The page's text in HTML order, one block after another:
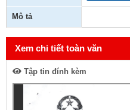
Mô tả
Xem chi tiết toàn văn
Tập tin đính kèm